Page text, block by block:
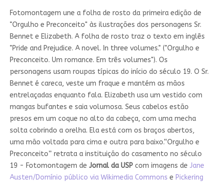
Fotomontagem une a folha de rosto da primeira edição de
"Orgulho e Preconceito" às ilustrações dos personagens Sr.
Bennet e Elizabeth. A folha de rosto traz o texto em inglês
"Pride and Prejudice. A novel. In three volumes." ("Orgulho e
Preconceito. Um romance. Em três volumes"). Os
personagens usam roupas típicas do início do século 19. O Sr.
Bennet é careca, veste um fraque e mantém as mãos
entrelaçadas enquanto fala. Elizabeth usa um vestido com
mangas bufantes e saia volumosa. Seus cabelos estão
presos em um coque no alto da cabeça, com uma mecha
solta cobrindo a orelha. Ela está com os braços abertos,
uma mão voltada para cima e outra para baixo.“Orgulho e
Preconceito” retrata a instituição do casamento no século
19 - Fotomontagem de Jornal da USPcom imagens de Jane
Austen/Domínio público via Wikimedia Commons e Pickering